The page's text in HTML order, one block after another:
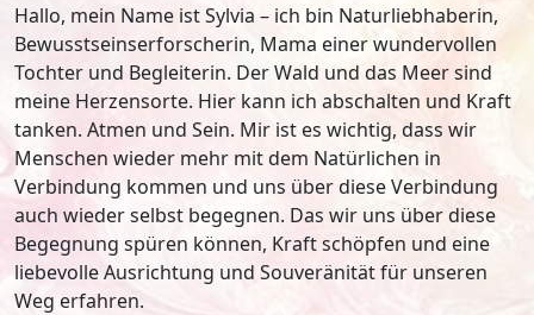
Hallo, mein Name ist Sylvia – ich bin Naturliebhaberin,
Bewusstseinserforscherin, Mama einer wundervollen
Tochter und Begleiterin. Der Wald und das Meer sind
meine Herzensorte. Hier kann ich abschalten und Kraft
tanken. Atmen und Sein. Mir ist es wichtig, dass wir
Menschen wieder mehr mit dem Natürlichen in
Verbindung kommen und uns über diese Verbindung
auch wieder selbst begegnen. Das wir uns über diese
Begegnung spüren können, Kraft schöpfen und eine
liebevolle Ausrichtung und Souveränität für unseren
Weg erfahren.